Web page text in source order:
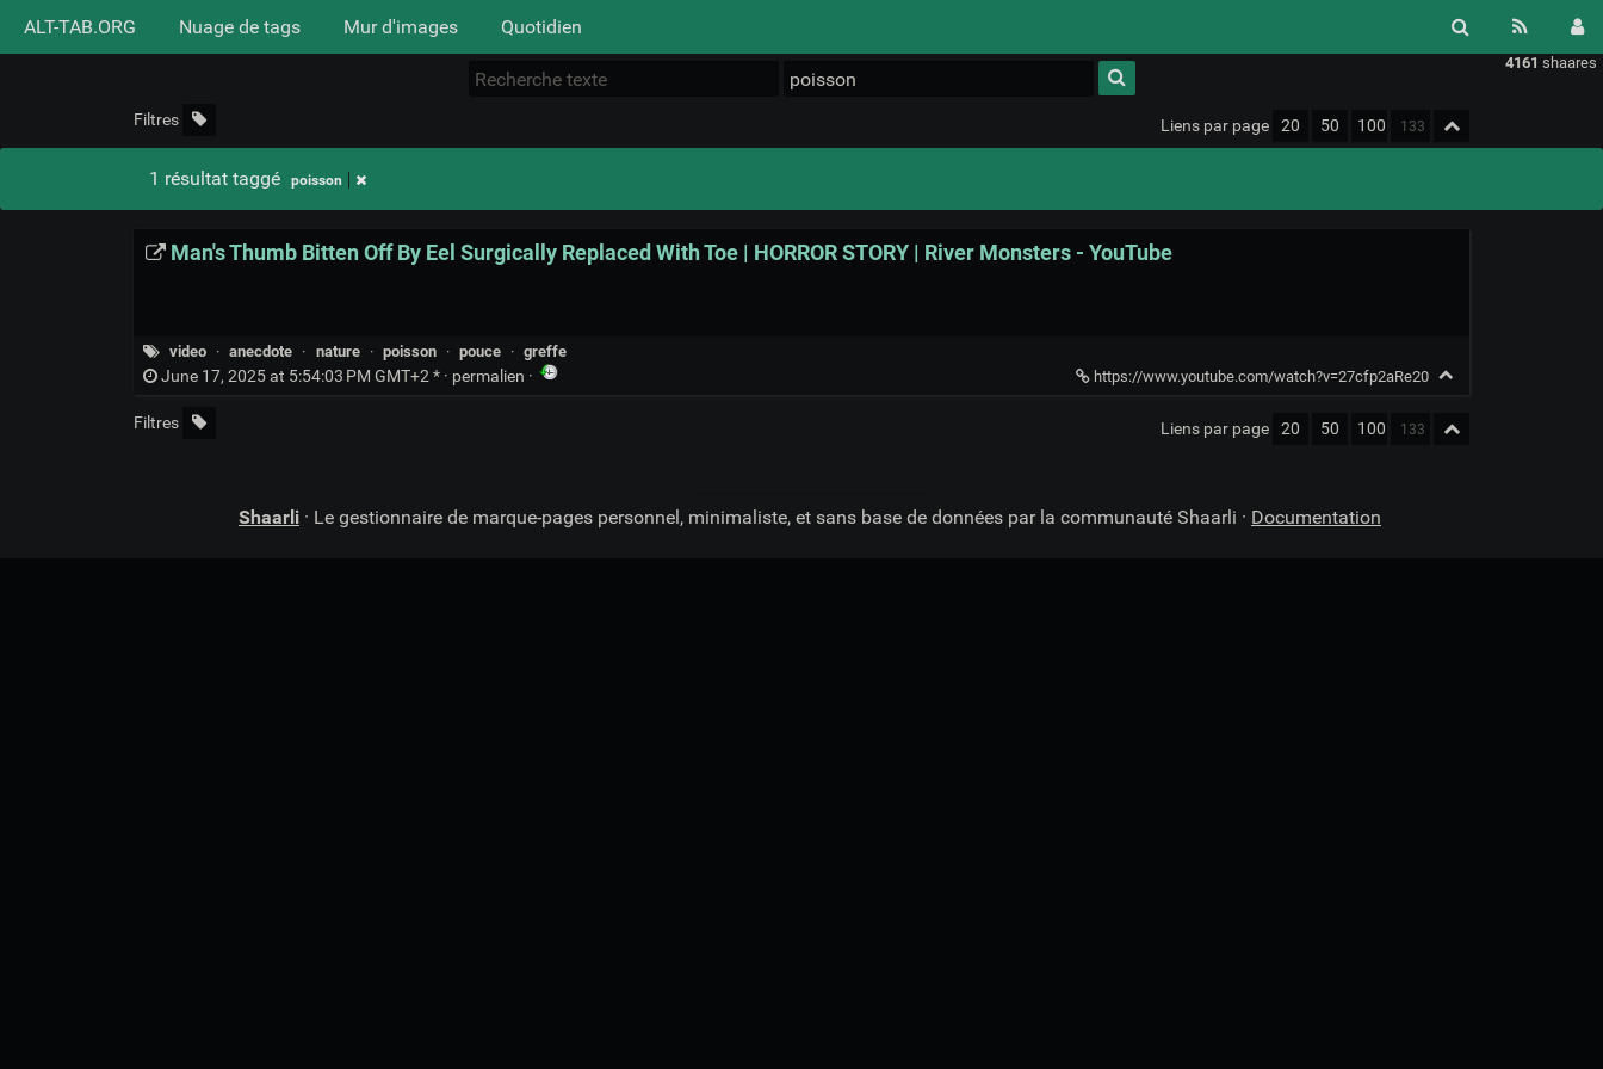
ALT-TAB.ORG Nuage de tags Mur d'images Quotidien
4161 shaares
Type 1 or
more
characters
Filtres Liens par page 20 50 100
1 résultat taggé poisson
Man's Thumb Bitten Off By Eel Surgically Replaced With Toe | HORROR STORY | River Monsters - YouTube
video · anecdote · nature · poisson · pouce · greffe
June 17, 2025 at 5:54:03 PM GMT+2 * · permalien · https://www.youtube.com/watch?v=27cfp2aRe20
Filtres Liens par page 20 50 100
Shaarli· Le gestionnaire de marque-pages personnel, minimaliste, et sans base de données par la communauté Shaarli · Documentation